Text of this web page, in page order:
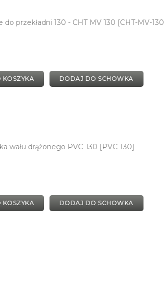
do przekładni 130 - CHT MV 130 [CHT-MV-
DODAJ DO SCHOWKA
wału drążonego PVC-130 [PVC-130]
DODAJ DO SCHOWKA